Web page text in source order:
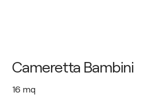
Cameretta Bambini
16 mq